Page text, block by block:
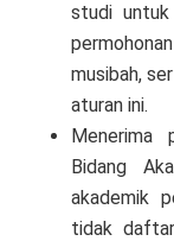
studi untuk
musibah,
aturan ini.
Menerima
Bidang
akademik
tidak